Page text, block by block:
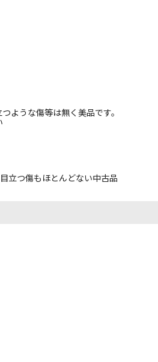
ような傷等は無く美品です。
立つ傷もほとんどない中古品